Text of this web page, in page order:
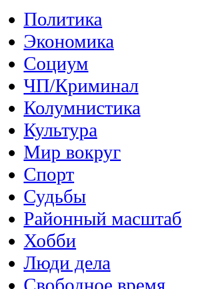
Политика
Экономика
Социум
ЧП/Криминал
Колумнистика
Культура
Мир вокруг
Спорт
Судьбы
Районный масштаб
Хобби
Люди дела
Свободное время